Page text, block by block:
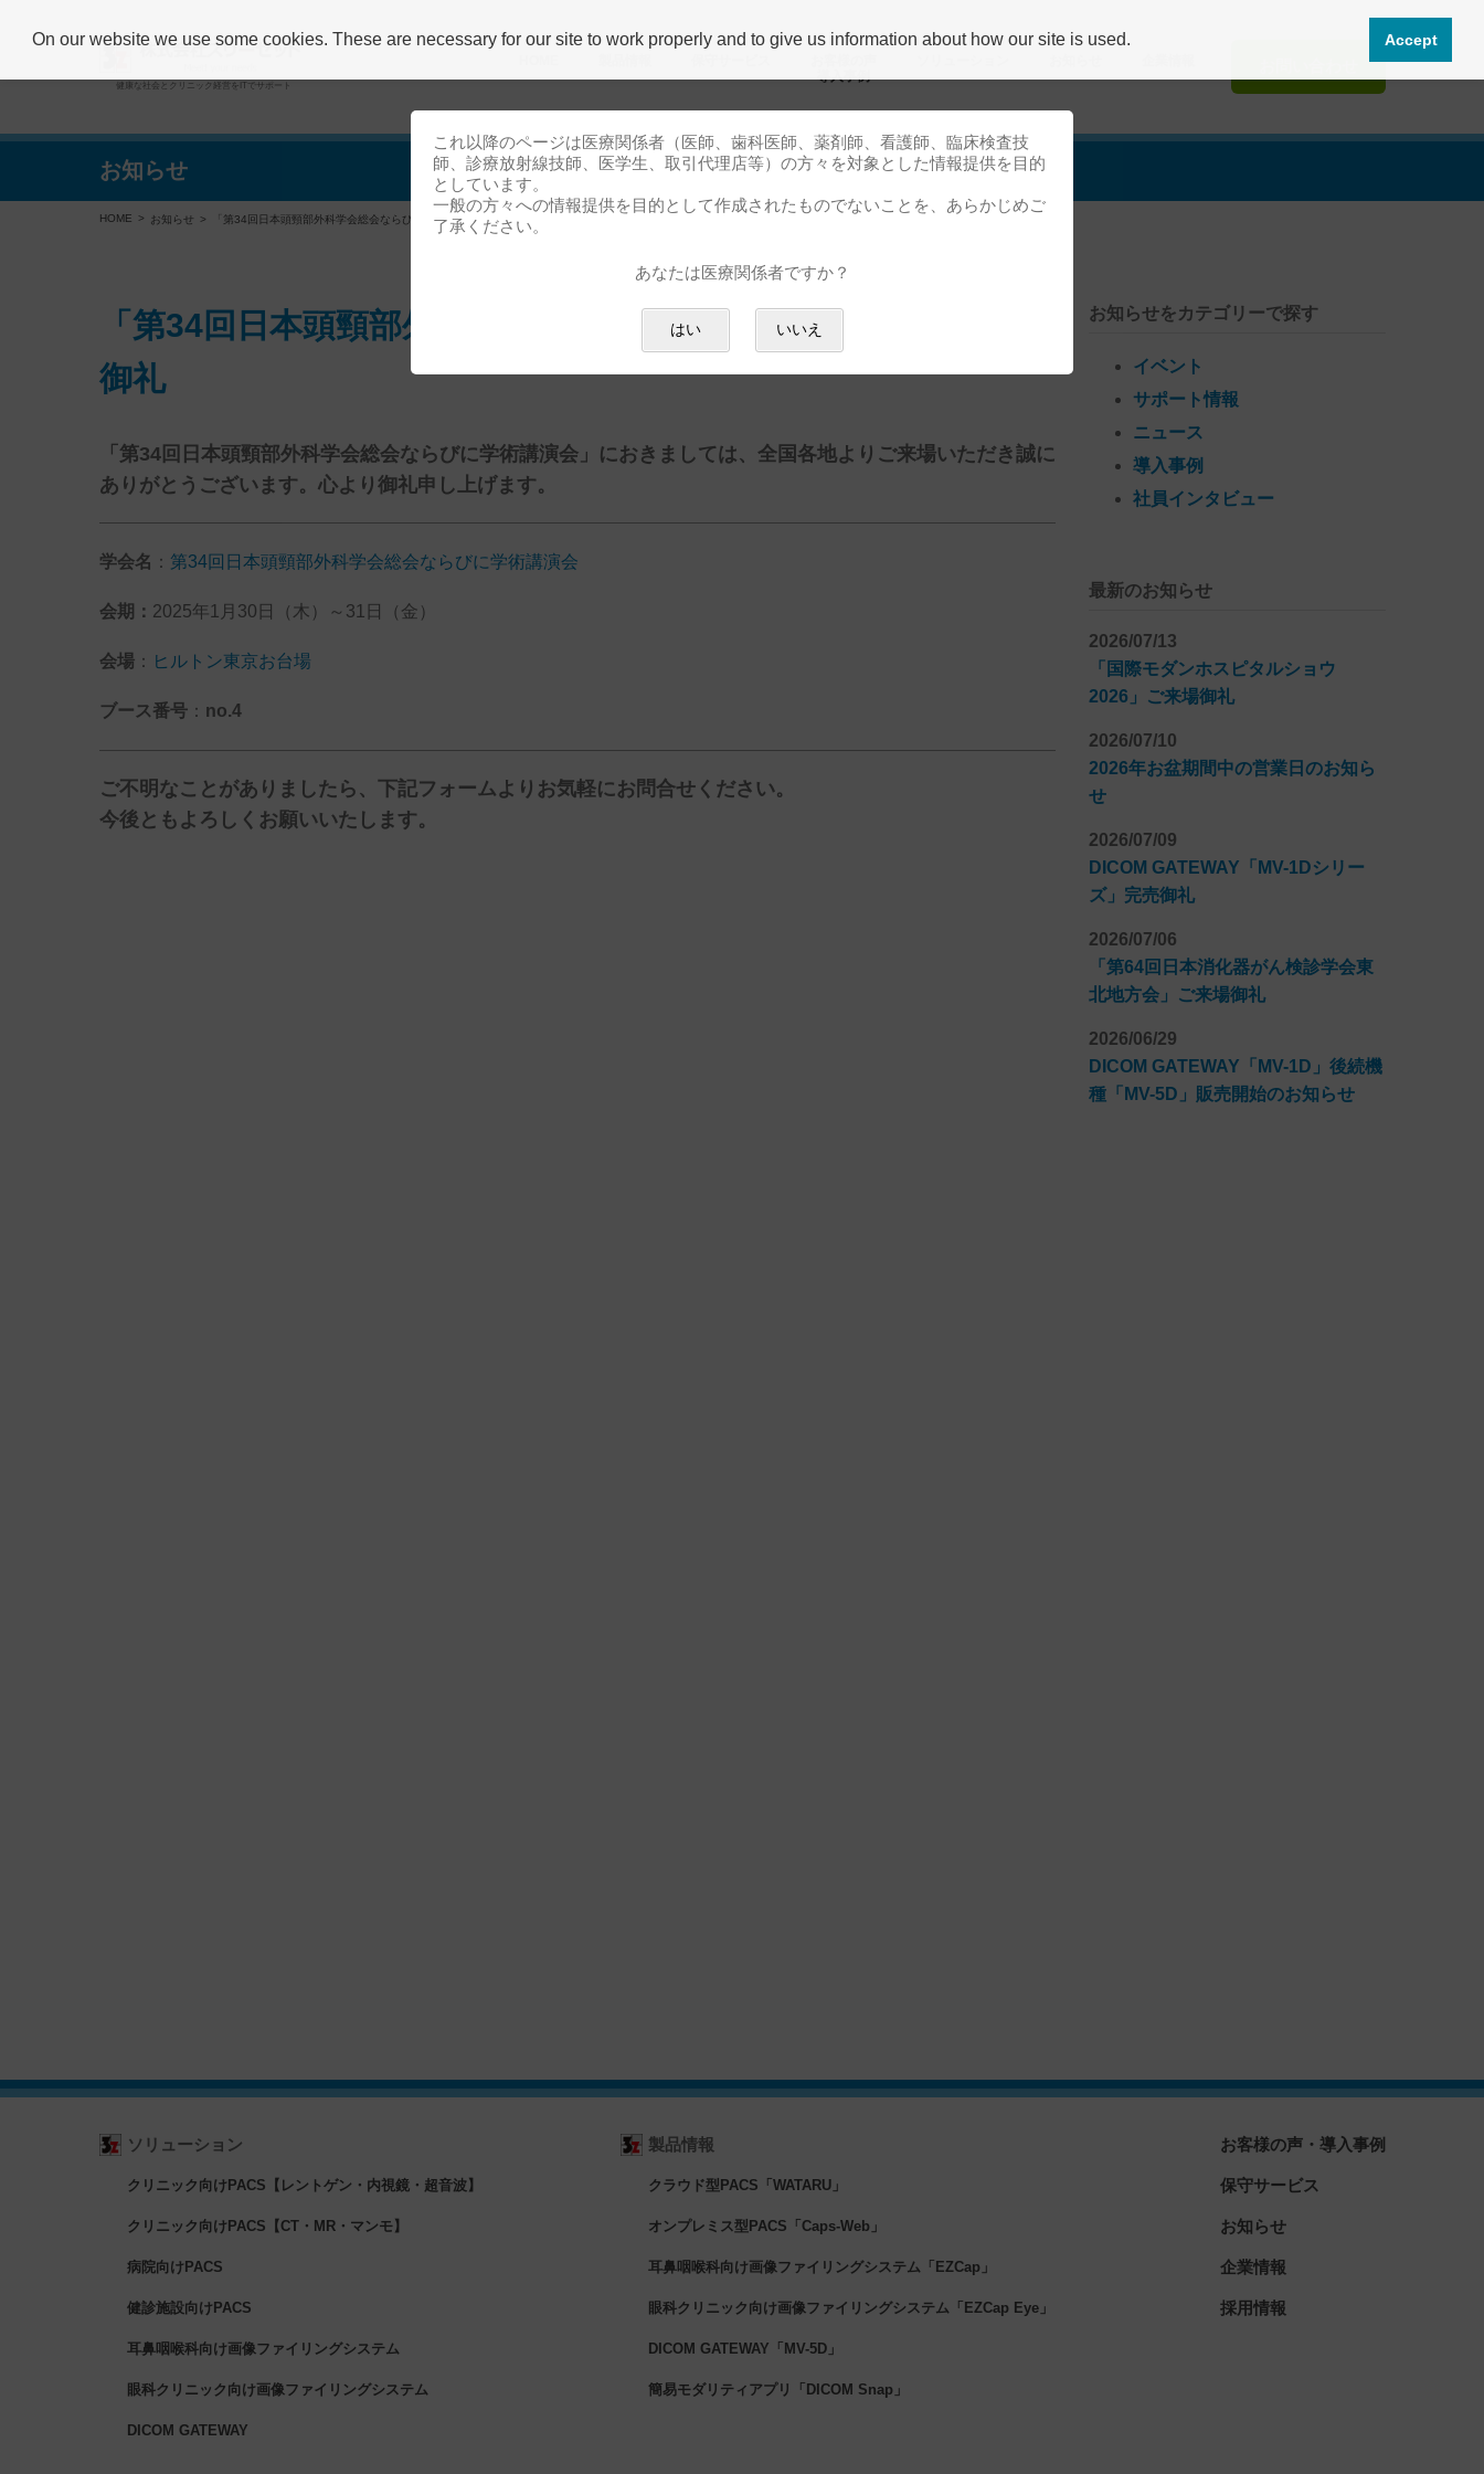
健康な社会とクリニック経営をITでサポート
導⼊事例
お知らせ
HOME お知らせ 「第34回日本頭頸部外科学会総会ならびに学術講演会」ご来場御礼
「第34回日本頭頸部外科学会総会ならびに学術講演会」ご来場
御礼
「第34回日本頭頸部外科学会総会ならびに学術講演会」におきましては、全国各地よりご来場いただき誠に
ありがとうございます。心より御礼申し上げます。
学会名 ： 第34回日本頭頸部外科学会総会ならびに学術講演会
会期： 2025年1月30日（木）～31日（金）
会場： ヒルトン東京お台場
ブース番号： no.4
ご不明なことがありましたら、下記フォームよりお気軽にお問合せください。
今後ともよろしくお願いいたします。
お知らせをカテゴリーで探す
イベント
サポート情報
ニュース
導入事例
社員インタビュー
最新のお知らせ
2026/07/13
「国際モダンホスピタルショウ
2026」ご来場御礼
2026/07/10
2026年お盆期間中の営業日のお知ら
せ
2026/07/09
DICOM GATEWAY「MV-1Dシリー
ズ」完売御礼
2026/07/06
「第64回日本消化器がん検診学会東
北地方会」ご来場御礼
2026/06/29
DICOM GATEWAY「MV-1D」後続機
種「MV-5D」販売開始のお知らせ
これ以降のページは医療関係者（医師、歯科医師、薬剤師、看護師、臨床検査技
師、診療放射線技師、医学生、取引代理店等）の方々を対象とした情報提供を目的
としています。
一般の方々への情報提供を目的として作成されたものでないことを、あらかじめご
了承ください。
あなたは医療関係者ですか？
はい いいえ
ソリューション
クリニック向けPACS【レントゲン・内視鏡・超音波】
クリニック向けPACS【CT・MR・マンモ】
病院向けPACS
健診施設向けPACS
耳鼻咽喉科向け画像ファイリングシステム
眼科クリニック向け画像ファイリングシステム
DICOM GATEWAY
製品情報
クラウド型PACS「WATARU」
オンプレミス型PACS「Caps-Web」
耳鼻咽喉科向け画像ファイリングシステム「EZCap」
眼科クリニック向け画像ファイリングシステム「EZCap Eye」
DICOM GATEWAY「MV-5D」
簡易モダリティアプリ「DICOM Snap」
お客様の声・導入事例
保守サービス
お知らせ
企業情報
採用情報
On our website we use some cookies. These are necessary for our site to work properly and to give us information about how our site is used. Accept